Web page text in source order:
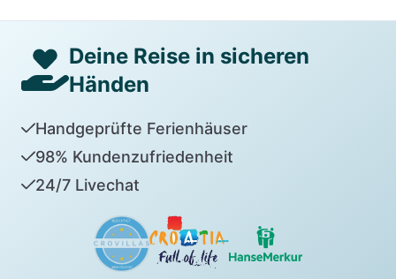
Deine Reise in sicheren
Händen
Handgeprüfte Ferienhäuser
98% Kundenzufriedenheit
24/7 Livechat